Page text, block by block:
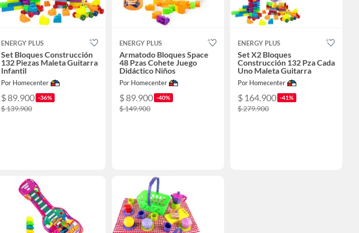
ENERGY PLUS
Set Bloques Construcción
132 Piezas Maleta Guitarra
Infantil
Por Homecenter
$ 89.900 -36%
$ 139.900
ENERGY PLUS
Armatodo Bloques Space
48 Pzas Cohete Juego
Didáctico Niños
Por Homecenter
$ 89.900 -40%
$ 149.900
ENERGY PLUS
Set X2 Bloques
Construcción 132 Pza Cada
Uno Maleta Guitarra
Por Homecenter
$ 164.900 -41%
$ 279.900